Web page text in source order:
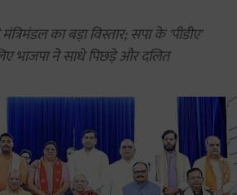
का बड़ा विस्तार; सपा के 'पीडीए'
भाजपा ने साधे पिछड़े और दलित